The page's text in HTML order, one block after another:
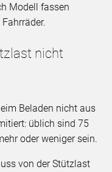
Modell fassen
nicht
Beladen nicht aus
üblich sind 75
oder weniger sein.
von der Stützlast